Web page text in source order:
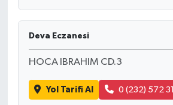
Deva Eczanesi
HOCA IBRAHIM CD.3
Yol Tarifi Al 0 (232) 572